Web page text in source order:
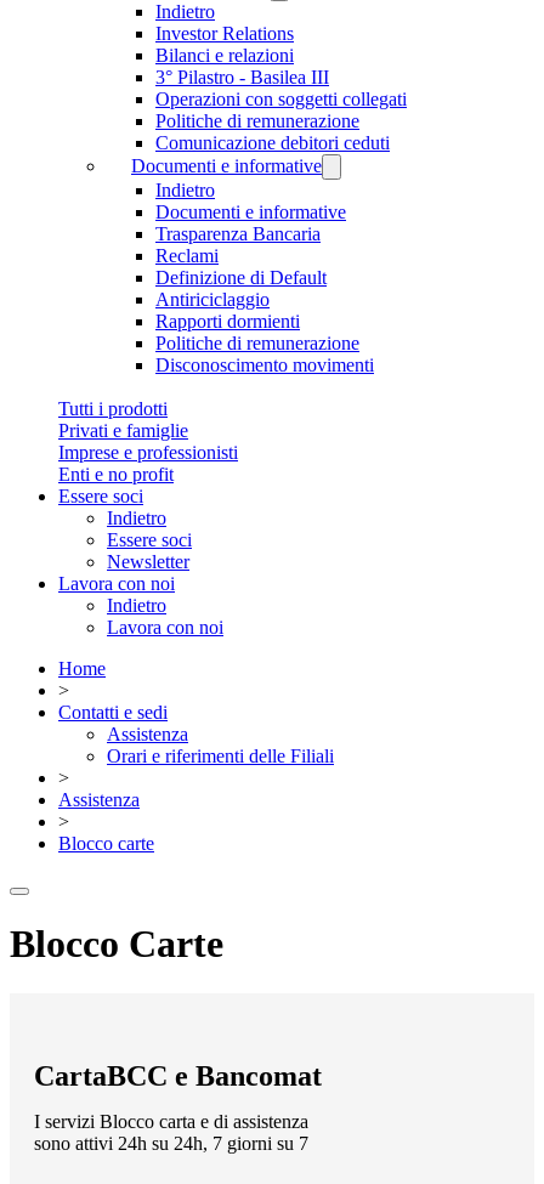
Indietro
Investor Relations
Bilanci e relazioni
3° Pilastro - Basilea III
Operazioni con soggetti collegati
Politiche di remunerazione
Comunicazione debitori ceduti
Documenti e informative
Indietro
Documenti e informative
Trasparenza Bancaria
Reclami
Definizione di Default
Antiriciclaggio
Rapporti dormienti
Politiche di remunerazione
Disconoscimento movimenti
Tutti i prodotti
Privati e famiglie
Imprese e professionisti
Enti e no profit
Essere soci
Indietro
Essere soci
Newsletter
Lavora con noi
Indietro
Lavora con noi
Home
>
Contatti e sedi
Assistenza
Orari e riferimenti delle Filiali
>
Assistenza
>
Blocco carte
Blocco Carte
CartaBCC e Bancomat
I servizi Blocco carta e di assistenza
sono attivi 24h su 24h, 7 giorni su 7